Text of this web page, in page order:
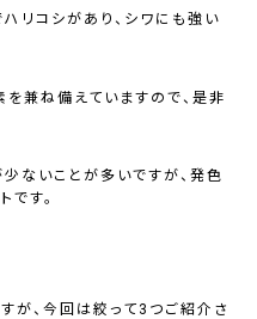
リコシがあり、シワにも強い
兼ね備えていますので、是非
ないことが多いですが、発色
です。
が、今回は絞って3つご紹介さ